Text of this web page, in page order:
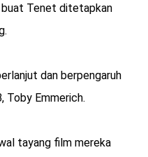
buat Tenet ditetapkan
dan berpengaruh
Toby Emmerich.
tayang film mereka